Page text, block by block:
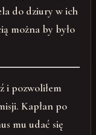
do dziury w ich
można by było
i pozwoliłem
Kapłan po
mu udać się